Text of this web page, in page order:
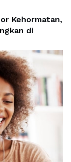
Kehormatan,
di